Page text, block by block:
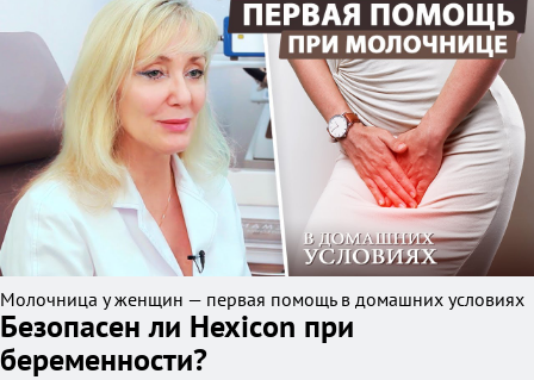
Молочница у женщин — первая помощь в домашних условиях
Безопасен ли Hexicon при
беременности?